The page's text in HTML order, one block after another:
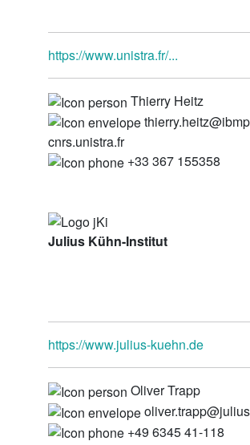
https://www.unistra.fr/...
Thierry Heitz
cnrs.unistra.fr
+33 367 155358
Julius Kühn-Institut
https://www.julius-kuehn.de
Oliver Trapp
+49 6345 41-118